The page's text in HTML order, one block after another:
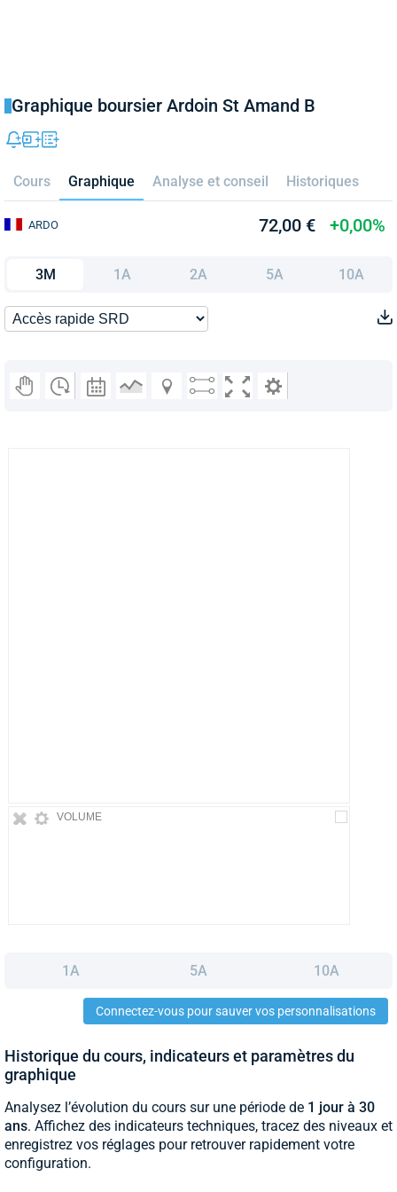
Graphique boursier Ardoin St Amand B
Cours Graphique Analyse et conseil Historiques
ARDO 72,00 € +0,00%
3M 1A 2A 5A 10A
VOLUME
1A 5A 10A
Connectez-vous pour sauver vos personnalisations
Historique du cours, indicateurs et paramètres du
graphique
Analysez l’évolution du cours sur une période de 1 jour à 30
ans. Affichez des indicateurs techniques, tracez des niveaux et
enregistrez vos réglages pour retrouver rapidement votre
configuration.